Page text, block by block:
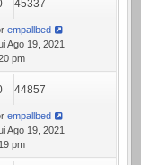
45337
empallbed
Ago 19, 2021
pm
44857
empallbed
Ago 19, 2021
pm